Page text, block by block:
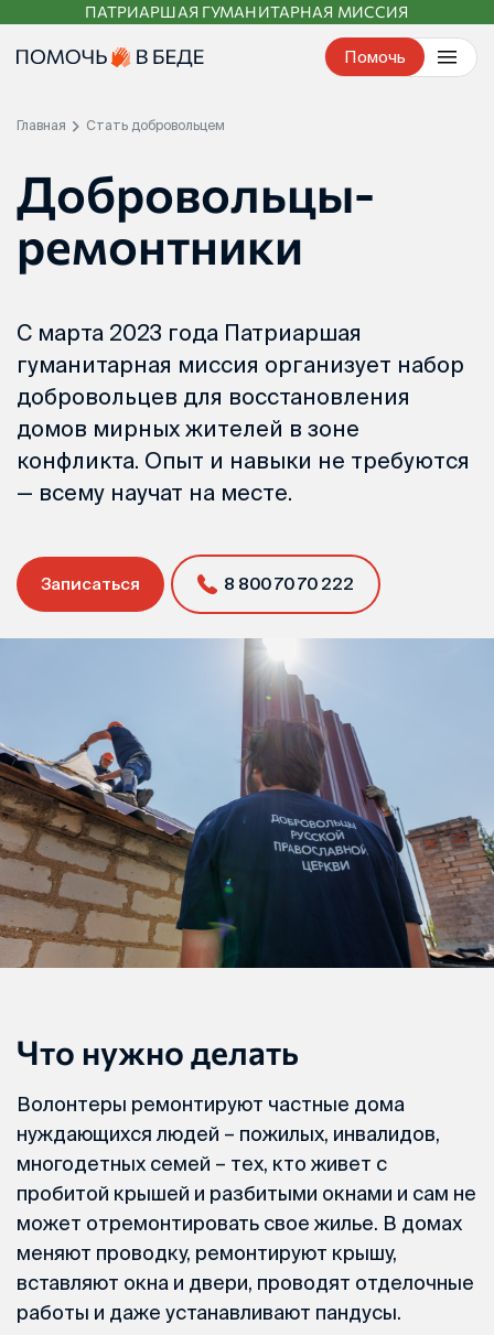
контенту
ПАТРИАРШАЯ ГУМАНИТАРНАЯ МИССИЯ
Помочь
Главная Стать добровольцем
Добровольцы-
ремонтники
С марта 2023 года Патриаршая
гуманитарная миссия организует набор
добровольцев для восстановления
домов мирных жителей в зоне
конфликта. Опыт и навыки не требуются
— всему научат на месте.
Записаться 8 800 70 70 222
Что нужно делать
Волонтеры ремонтируют частные дома
нуждающихся людей – пожилых, инвалидов,
многодетных семей – тех, кто живет с
пробитой крышей и разбитыми окнами и сам не
может отремонтировать свое жилье. В домах
меняют проводку, ремонтируют крышу,
вставляют окна и двери, проводят отделочные
работы и даже устанавливают пандусы.